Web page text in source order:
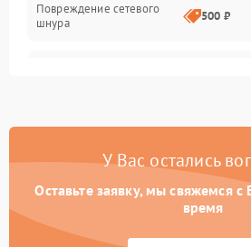
Повреждение сетевого
шнура
500 ₽
Поломка системы
500 ₽
У Вас остались
Оставьте заявку, мы свяжемся
время